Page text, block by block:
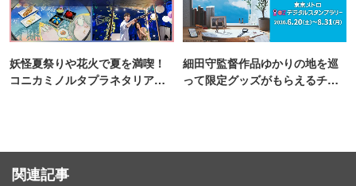
妖怪夏祭りや花火で夏を満喫！
コニカミノルタプラネタリア
細田守監督作品ゆかりの地を巡
って限定グッズがもらえるチャ
関連記事